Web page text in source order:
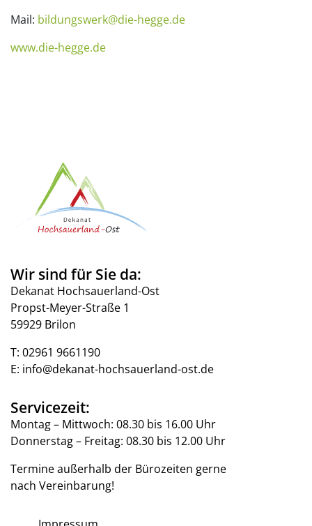
Mail: bildungswerk@die-hegge.de
www.die-hegge.de
Wir sind für Sie da:
Dekanat Hochsauerland-Ost
Propst-Meyer-Straße 1
59929 Brilon
T: 02961 9661190
E: info@dekanat-hochsauerland-ost.de
Servicezeit:
Montag – Mittwoch: 08.30 bis 16.00 Uhr
Donnerstag – Freitag: 08.30 bis 12.00 Uhr
Termine außerhalb der Bürozeiten gerne
nach Vereinbarung!